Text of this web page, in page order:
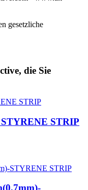
gesetzliche
die Sie
STRIP